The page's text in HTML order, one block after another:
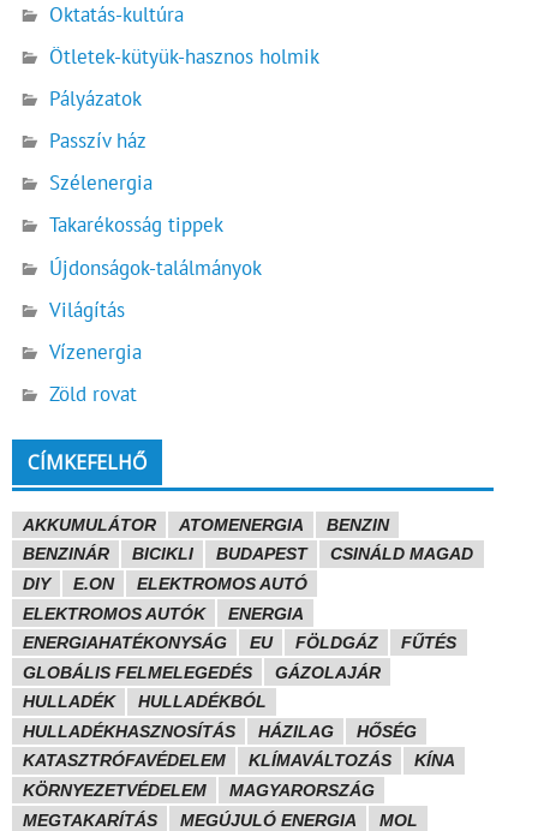
Oktatás-kultúra
Ötletek-kütyük-hasznos holmik
Pályázatok
Passzív ház
Szélenergia
Takarékosság tippek
Újdonságok-találmányok
Világítás
Vízenergia
Zöld rovat
CÍMKEFELHŐ
AKKUMULÁTOR ATOMENERGIA
BENZIN
BENZINÁR
BICIKLI BUDAPEST
CSINÁLD MAGAD
DIY
E.ON
ELEKTROMOS AUTÓ
ELEKTROMOS AUTÓK
ENERGIA
ENERGIAHATÉKONYSÁG
EU FÖLDGÁZ
FŰTÉS
GLOBÁLIS FELMELEGEDÉS
GÁZOLAJÁR
HULLADÉK
HULLADÉKBÓL
HULLADÉKHASZNOSÍTÁS
HÁZILAG
HŐSÉG
KATASZTRÓFAVÉDELEM
KLÍMAVÁLTOZÁS
KÍNA
KÖRNYEZETVÉDELEM
MAGYARORSZÁG
MEGTAKARÍTÁS
MEGÚJULÓ ENERGIA
MOL